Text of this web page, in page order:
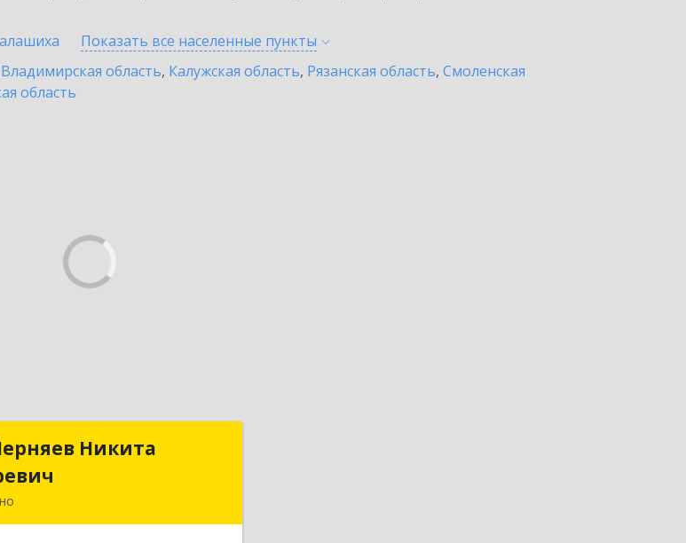
Показать все населенные пункты
Владимирская область, Калужская область, Рязанская область, Смоленская
область
Никита
ИП Черняев Никита